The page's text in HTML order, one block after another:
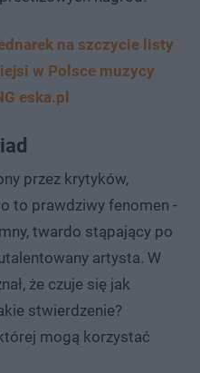
na szczycie listy
w Polsce muzycy
eska.pl
przez krytyków,
to prawdziwy fenomen -
twardo stąpający po
artysta. W
że czuje się jak
stwierdzenie?
mogą korzystać